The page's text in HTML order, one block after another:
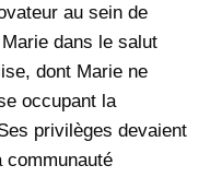
au sein de
dans le salut
dont Marie ne
occupant la
privilèges devaient
communauté